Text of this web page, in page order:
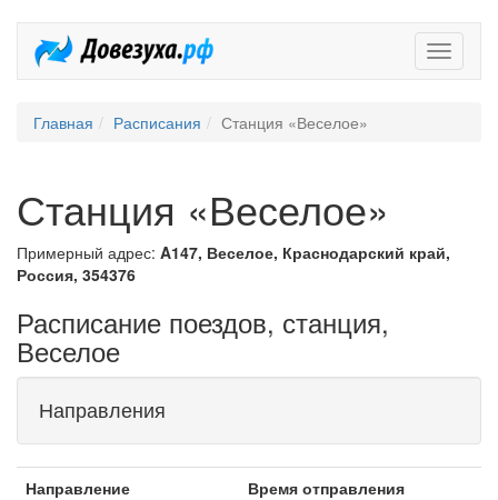
Главная Расписания Станция «Веселое»
Станция «Веселое»
Примерный адрес: A147, Веселое, Краснодарский край,
Россия, 354376
Расписание поездов, станция,
Веселое
Направления
Направление
Время отправления